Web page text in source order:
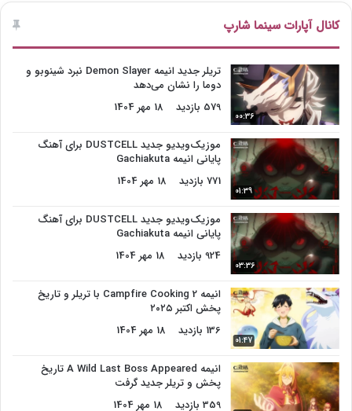
کانال آپارات سینما شارپ
00:36
تریلر جدید انیمه Demon Slayer نبرد شینوبو و
دوما را نشان می‌دهد
579 بازدید
18 مهر 1404
01:39
موزیک‌ویدیو جدید DUSTCELL برای آهنگ
پایانی انیمه Gachiakuta
771 بازدید
18 مهر 1404
03:36
موزیک‌ویدیو جدید DUSTCELL برای آهنگ
پایانی انیمه Gachiakuta
924 بازدید
18 مهر 1404
01:47
انیمه Campfire Cooking 2 با تریلر و تاریخ
پخش اکتبر ۲۰۲۵
136 بازدید
18 مهر 1404
انیمه A Wild Last Boss Appeared تاریخ
پخش و تریلر جدید گرفت
359 بازدید
18 مهر 1404